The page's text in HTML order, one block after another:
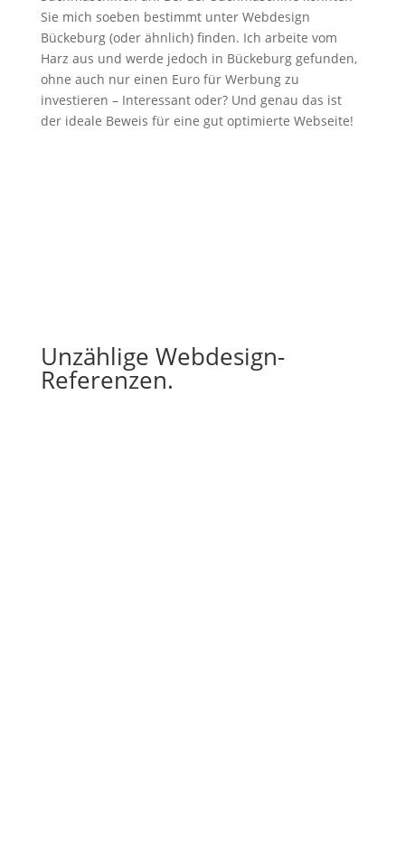
Sie mich soeben bestimmt unter Webdesign
Bückeburg (oder ähnlich) finden. Ich arbeite vom
Harz aus und werde jedoch in Bückeburg gefunden,
ohne auch nur einen Euro für Werbung zu
investieren – Interessant oder? Und genau das ist
der ideale Beweis für eine gut optimierte Webseite!
Unzählige Webdesign-
Referenzen.